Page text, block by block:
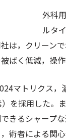
外科
ルタ
は，クリーン
ばく低減，操
マトリクス，
）を採用した
きるシャープ
術者による関